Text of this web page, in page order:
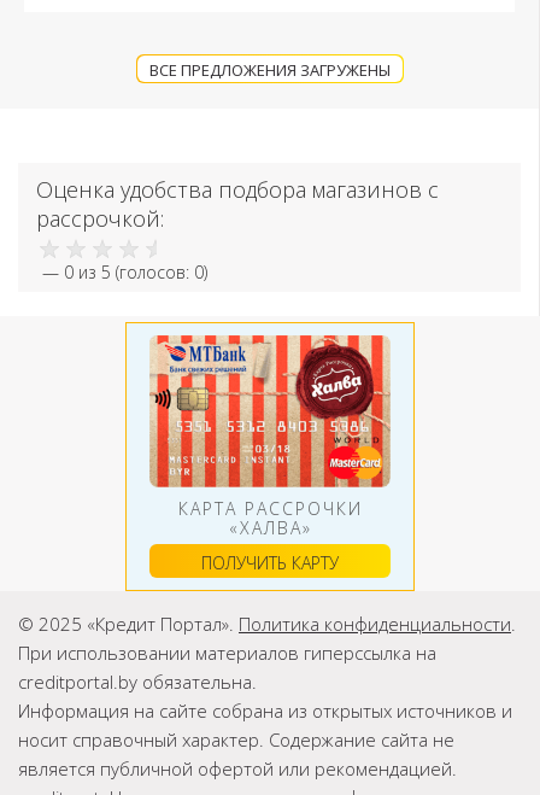
ВСЕ ПРЕДЛОЖЕНИЯ ЗАГРУЖЕНЫ
Оценка удобства подбора магазинов с
рассрочкой:
— 0 из 5 (голосов: 0)
КАРТА РАССРОЧКИ
«ХАЛВА»
ПОЛУЧИТЬ КАРТУ
© 2025 «Кредит Портал». Политика конфиденциальности.
При использовании материалов гиперссылка на
creditportal.by обязательна.
Информация на сайте собрана из открытых источников и
носит справочный характер. Содержание сайта не
является публичной офертой или рекомендацией.